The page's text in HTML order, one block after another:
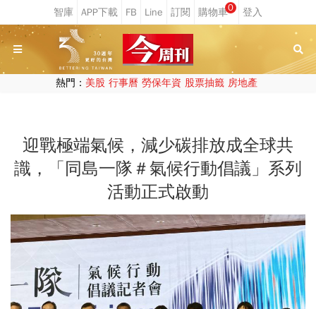
0
熱門： 美股 行事曆 勞保年資 股票抽籤 房地產
迎戰極端氣候，減少碳排放成全球共
識，「同島一隊＃氣候行動倡議」系列
活動正式啟動